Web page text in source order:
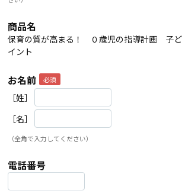
商品名
保育の質が高まる！ ０歳児の指導計画 子ど
イント
お名前
［姓］
［名］
（全角で入力してください）
電話番号